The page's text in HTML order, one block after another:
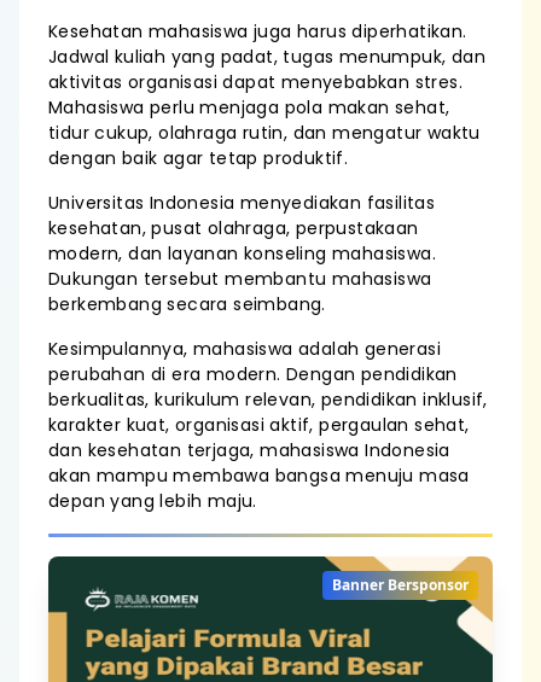
Kesehatan mahasiswa juga harus diperhatikan.
Jadwal kuliah yang padat, tugas menumpuk, dan
aktivitas organisasi dapat menyebabkan stres.
Mahasiswa perlu menjaga pola makan sehat,
tidur cukup, olahraga rutin, dan mengatur waktu
dengan baik agar tetap produktif.
Universitas Indonesia menyediakan fasilitas
kesehatan, pusat olahraga, perpustakaan
modern, dan layanan konseling mahasiswa.
Dukungan tersebut membantu mahasiswa
berkembang secara seimbang.
Kesimpulannya, mahasiswa adalah generasi
perubahan di era modern. Dengan pendidikan
berkualitas, kurikulum relevan, pendidikan inklusif,
karakter kuat, organisasi aktif, pergaulan sehat,
dan kesehatan terjaga, mahasiswa Indonesia
akan mampu membawa bangsa menuju masa
depan yang lebih maju.
Banner Bersponsor